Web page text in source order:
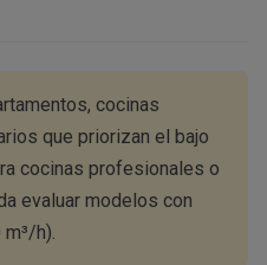
cocinas
que priorizan el bajo
cocinas profesionales o
evaluar modelos con
h).